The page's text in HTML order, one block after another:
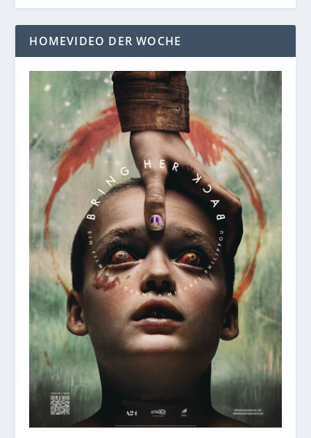
HOMEVIDEO DER WOCHE